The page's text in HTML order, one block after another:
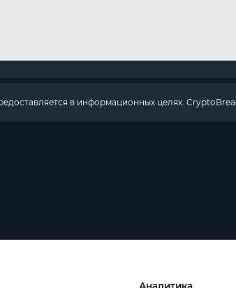
в информационных целях.